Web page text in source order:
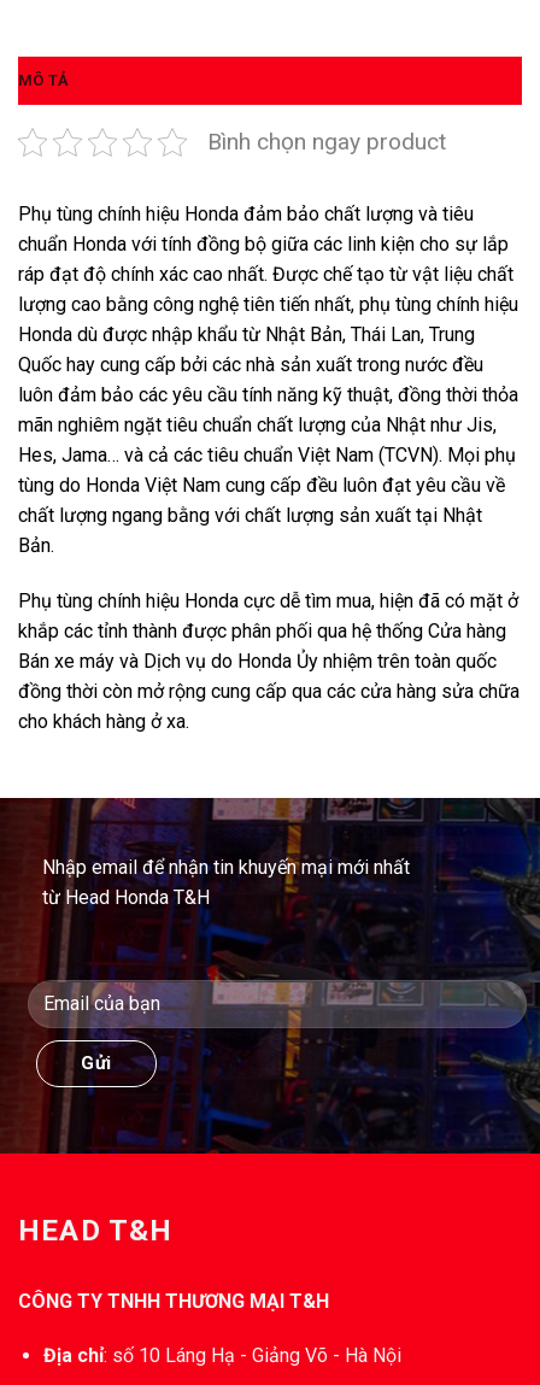
MÔ TẢ
Bình chọn ngay product
Phụ tùng chính hiệu Honda đảm bảo chất lượng và tiêu
chuẩn Honda với tính đồng bộ giữa các linh kiện cho sự lắp
ráp đạt độ chính xác cao nhất. Được chế tạo từ vật liệu chất
lượng cao bằng công nghệ tiên tiến nhất, phụ tùng chính hiệu
Honda dù được nhập khẩu từ Nhật Bản, Thái Lan, Trung
Quốc hay cung cấp bởi các nhà sản xuất trong nước đều
luôn đảm bảo các yêu cầu tính năng kỹ thuật, đồng thời thỏa
mãn nghiêm ngặt tiêu chuẩn chất lượng của Nhật như Jis,
Hes, Jama… và cả các tiêu chuẩn Việt Nam (TCVN). Mọi phụ
tùng do Honda Việt Nam cung cấp đều luôn đạt yêu cầu về
chất lượng ngang bằng với chất lượng sản xuất tại Nhật
Bản.
Phụ tùng chính hiệu Honda cực dễ tìm mua, hiện đã có mặt ở
khắp các tỉnh thành được phân phối qua hệ thống Cửa hàng
Bán xe máy và Dịch vụ do Honda Ủy nhiệm trên toàn quốc
đồng thời còn mở rộng cung cấp qua các cửa hàng sửa chữa
cho khách hàng ở xa.
Nhập email để nhận tin khuyến mại mới nhất
từ Head Honda T&H
HEAD T&H
CÔNG TY TNHH THƯƠNG MẠI T&H
Địa chỉ: số 10 Láng Hạ - Giảng Võ - Hà Nội